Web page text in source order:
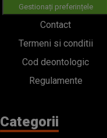
Gestionați preferințele
Contact
Termeni si conditii
Cod deontologic
Regulamente
Categorii